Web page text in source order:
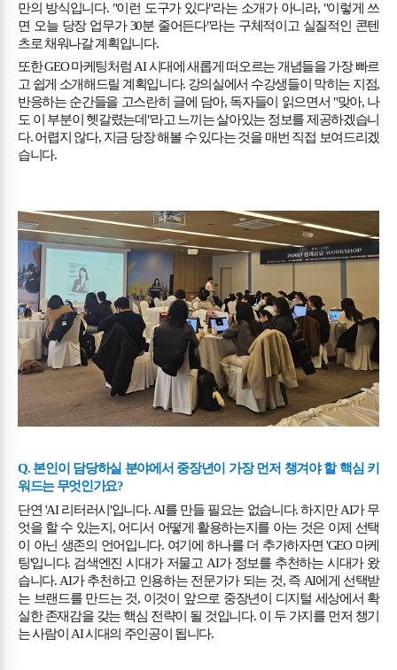
만의 방식입니다. "이런 도구가 있다"라는 소개가 아니라, "이렇게 쓰
면 오늘 당장 업무가30분 줄어든다"라는 구체적이고 실질적인 콘텐
츠로 채워나갈 계획입니다.
또한GEO마케팅처럼AI시대에 새롭게 떠오르는 개념들을 가장 빠르
고 쉽게 소개해드릴 계획입니다. 강의실에서 수강생들이 막히는 지점,
반응하는 순간들을 고스란히 글에 담아, 독자들이 읽으면서 "맞아, 나
도 이 부분이 헷갈렸는데 "라고 느끼는 살아있는 정보를 제공하겠습니
다.어렵지 않다, 지금 당장 해볼 수 있다는 것을 매번 직접 보여드리겠
습니다.
Q. 본인이 담당하실 분야에서 중장년이 가장 먼저 챙겨야 할 핵심 키
워드는 무엇인가요?
단연 'AI리터러시 '입니다. AI를 만들 필요는 없습니다.하지만AI가 무
엇을 할 수 있는지 , 어디서 어떻게 활용하는지를 아는 것은 이제 선택
이 아닌 생존의 언어입니다. 여기에 하나를 더 추가하자면'GEO 마케
팅'입니다. 검색엔진 시대가 저물고 AI가 정보를 추천하는 시대가 왔
습니다. AI가 추천하고 인용하는 전문가가 되는 것, 즉 AI에게 선택받
는 브랜드를 만드는 것, 이것이 앞으로 중장년이 디지털 세상에서 확
실한 존재감을 갖는 핵심 전략이 될 것입니다. 이 두 가지를 먼저 챙기
는 사람이 AI시대의 주인공이 됩니다.